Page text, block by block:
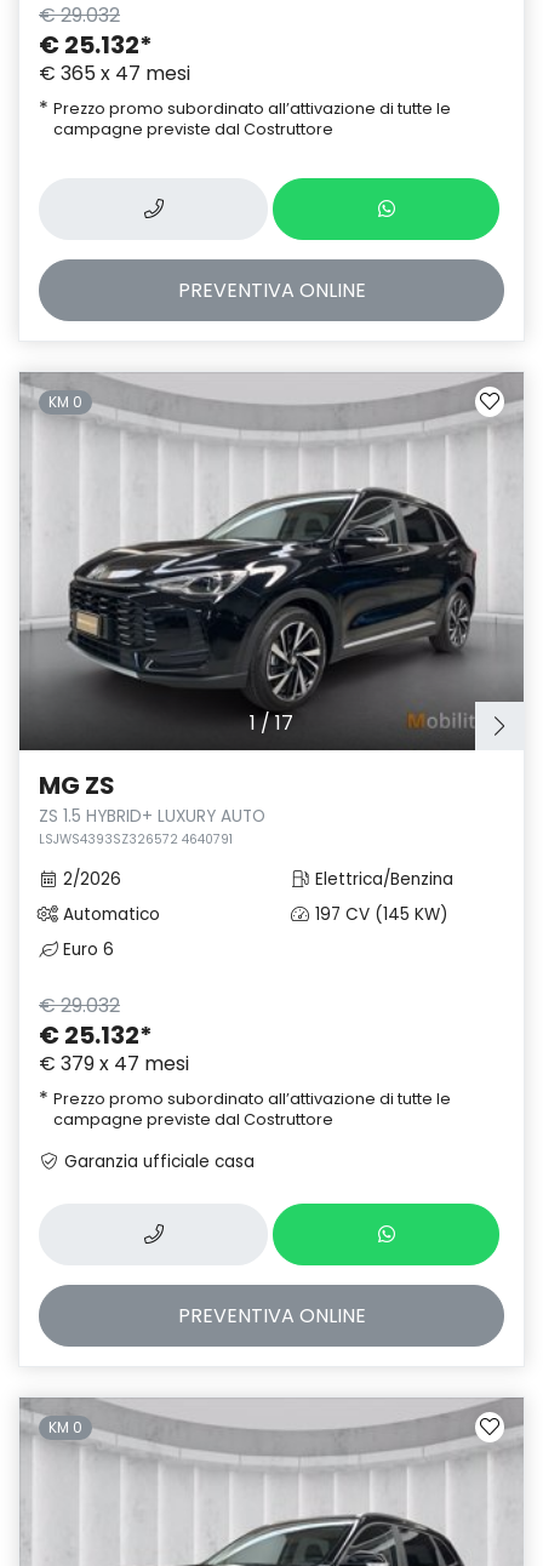
€ 29.032
€ 25.132*
€ 365 x 47 mesi
* Prezzo promo subordinato all’attivazione di tutte le
campagne previste dal Costruttore
PREVENTIVA ONLINE
1/17
KM 0
MG ZS
ZS 1.5 HYBRID+ LUXURY AUTO
LSJWS4393SZ326572 4640791
2/2026
Elettrica/Benzina
Automatico
197 CV (145 KW)
Euro 6
€ 29.032
€ 25.132*
€ 379 x 47 mesi
* Prezzo promo subordinato all’attivazione di tutte le
campagne previste dal Costruttore
Garanzia ufficiale casa
PREVENTIVA ONLINE
KM 0